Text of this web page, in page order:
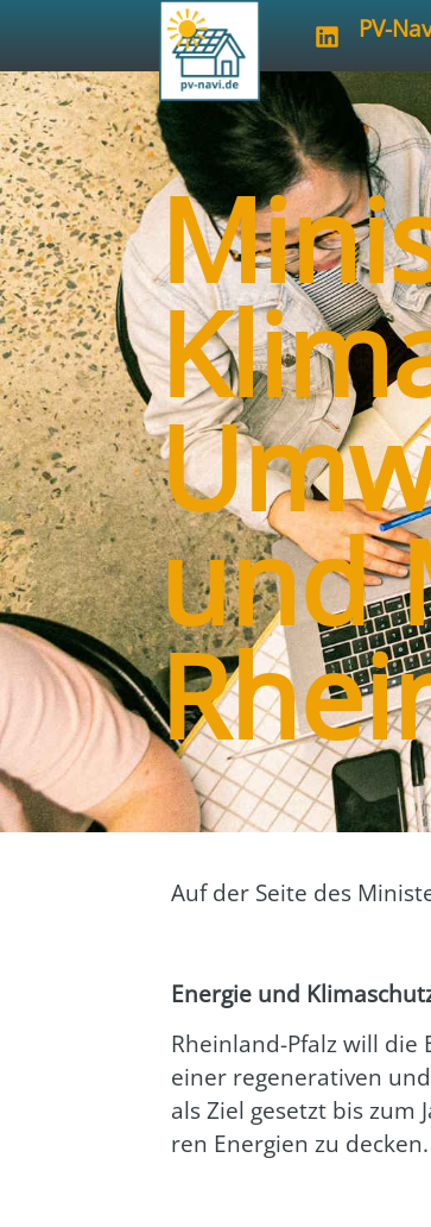
PV-
und
Auf der Sei­te des
Ener­gie und
Rhein­land-Pfalz will
einer rege­ne­ra­ti­ven
als Ziel gesetzt bis
ren Ener­gien zu decken.